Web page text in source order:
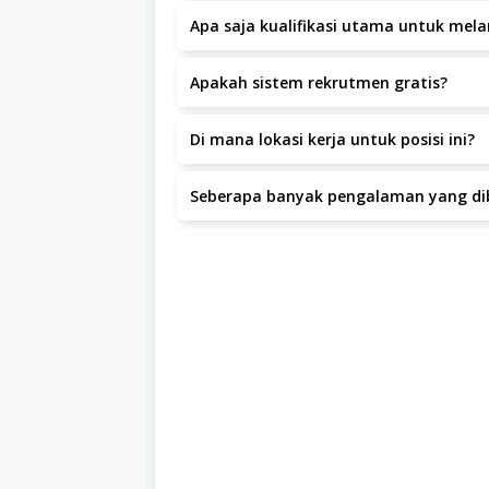
Apa saja kualifikasi utama untuk
bidang mekanik alat berat. -Kemampuan
Apakah sistem rekrutmen gratis?
Di mana lokasi kerja untuk posisi ini?
Seberapa banyak pengalaman yang